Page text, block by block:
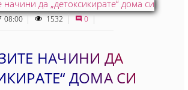
08:00 1532 0
НАЧИНИ ДА
ДОМА СИ